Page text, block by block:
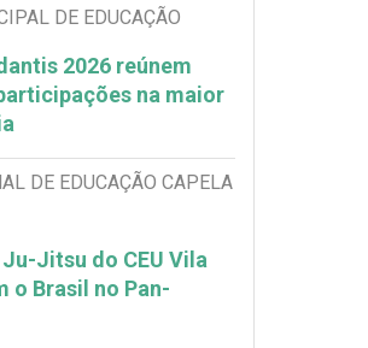
DE EDUCAÇÃO
2026 reúnem
na maior
DE EDUCAÇÃO CAPELA
Jitsu do CEU Vila
o Brasil no Pan-